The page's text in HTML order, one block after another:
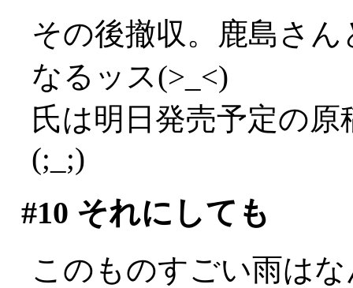
その後撤収。鹿島さ
なるッス(>_<)
氏は明日発売予定の
(;_;)
#10 それにしても
このものすごい雨は